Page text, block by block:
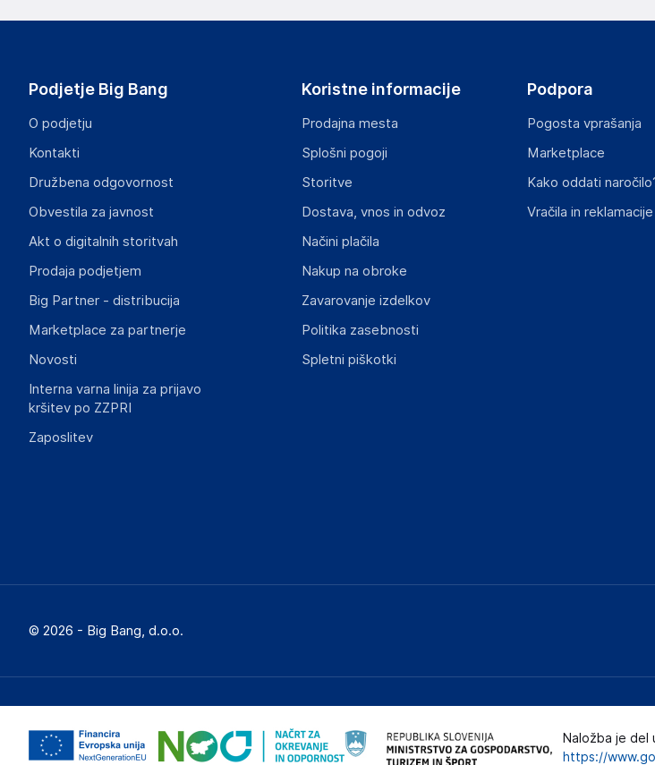
Slike o varnosti izdelka vsebujejo opozorila na embalaži izdelka in lahko vključujejo ključne varnostne
Produktni dokumenti z opozorili ter varnostnimi in drugimi ključnimi informacijami, povezanimi z
izdelkom.
Podjetje Big Bang
O podjetju
Kontakti
Družbena odgovornost
Obvestila za javnost
Akt o digitalnih storitvah
Prodaja podjetjem
Big Partner - distribucija
Marketplace za partnerje
Novosti
Interna varna linija za prijavo
kršitev po ZZPRI
Zaposlitev
Koristne informacije
Prodajna mesta
Splošni pogoji
Storitve
Dostava, vnos in odvoz
Načini plačila
Nakup na obroke
Zavarovanje izdelkov
Politika zasebnosti
Spletni piškotki
Podpora
Pogosta vprašanja
Marketplace
Kako oddati
Vračila in reklamacije
© 2026 - Big Bang, d.o.o.
Naložba je del
https://